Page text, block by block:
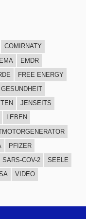
COMIRNATY
EMA
EMDR
FREE ENERGY
GESUNDHEIT
JENSEITS
LEBEN
PFIZER
SARS-COV-2
SEELE
VIDEO